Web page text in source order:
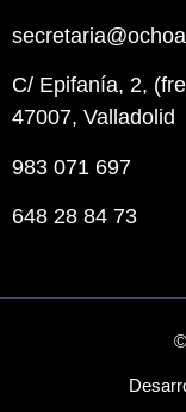
C/ Epifanía, 2,
47007, Valladolid
983 071 697
648 28 84 73